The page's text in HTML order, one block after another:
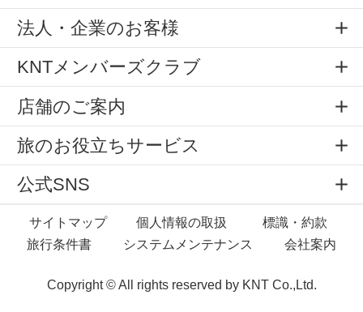
法人・企業のお客様
KNTメンバーズクラブ
店舗のご案内
旅のお役立ちサービス
公式SNS
サイトマップ 個人情報の取扱
標識・約款
旅行条件書
システムメンテナンス 会社案内
Copyright © All rights reserved by KNT Co.,Ltd.